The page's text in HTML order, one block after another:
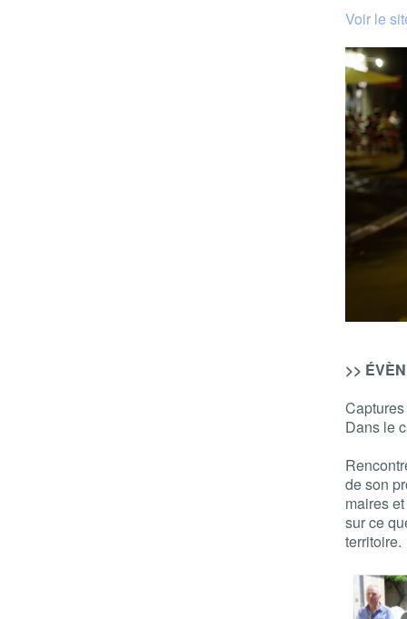
Voir le
>>
Dans le
de son
maires
sur ce
territoire.